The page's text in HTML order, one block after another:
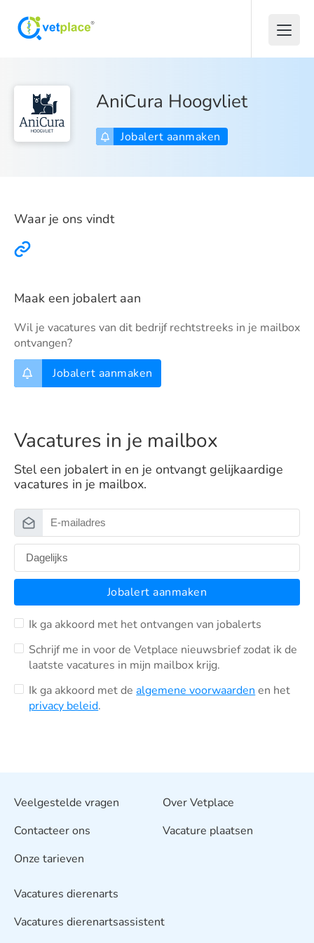
AniCura Hoogvliet
Jobalert aanmaken
Waar je ons vindt
Maak een jobalert aan
Wil je vacatures van dit bedrijf rechtstreeks in je mailbox
ontvangen?
Jobalert aanmaken
Vacatures in je mailbox
Stel een jobalert in en je ontvangt gelijkaardige
vacatures in je mailbox.
Jobalert aanmaken
Ik ga akkoord met het ontvangen van jobalerts
Schrijf me in voor de Vetplace nieuwsbrief zodat ik de
laatste vacatures in mijn mailbox krijg.
Ik ga akkoord met dealgemene voorwaarden en het
privacy beleid.
Veelgestelde vragen
Contacteer ons
Onze tarieven
Over Vetplace
Vacature plaatsen
Vacatures dierenarts
Vacatures dierenartsassistent